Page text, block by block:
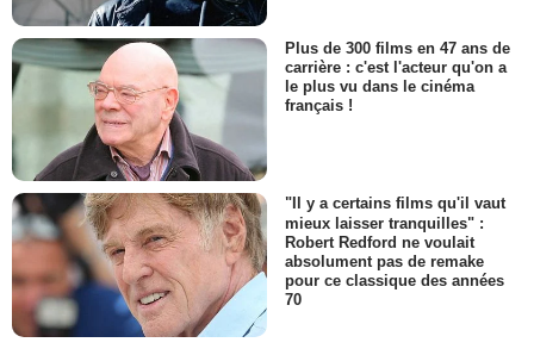
Plus de 300 films en 47 ans de
carrière : c'est l'acteur qu'on a
le plus vu dans le cinéma
français !
"Il y a certains films qu'il vaut
mieux laisser tranquilles" :
Robert Redford ne voulait
absolument pas de remake
pour ce classique des années
70